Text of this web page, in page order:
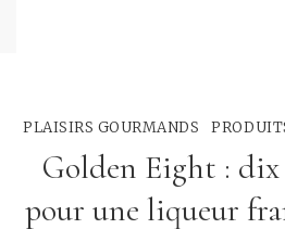
PLAISIRS GOURMANDS
Golden Eight : dix
pour une liqueur